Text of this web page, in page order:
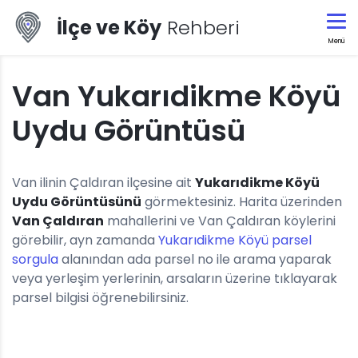
İlçe ve Köy Rehberi
Menü
Van Yukarıdikme Köyü
Uydu Görüntüsü
Van ilinin Çaldıran ilçesine ait Yukarıdikme Köyü
Uydu Görüntüsünü görmektesiniz. Harita üzerinden
Van Çaldıran mahallerini ve Van Çaldıran köylerini
görebilir, ayn zamanda Yukarıdikme Köyü parsel
sorgulaalanından ada parsel no ile arama yaparak
veya yerleşim yerlerinin, arsaların üzerine tıklayarak
parsel bilgisi öğrenebilirsiniz.